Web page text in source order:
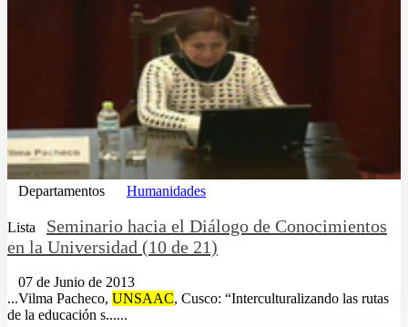
Departamentos Humanidades
Lista
Seminario hacia el Diálogo de Conocimientos
en la Universidad (10 de 21)
07 de Junio de 2013
...Vilma Pacheco, UNSAAC, Cusco: “Interculturalizando las rutas
de la educación s......